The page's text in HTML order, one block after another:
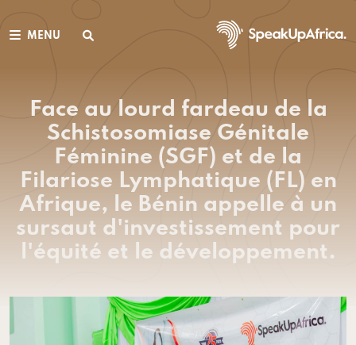
MENU
Face au lourd fardeau de la
Schistosomiase Génitale
Féminine (SGF) et de la
Filariose Lymphatique (FL) en
Afrique, le Bénin appelle à un
sursaut d'investissement pour
l'équité et le développement.